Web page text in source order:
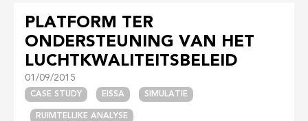
PLATFORM TER
ONDERSTEUNING VAN HET
LUCHTKWALITEITSBELEID
01/09/2015
CASE STUDY EISSA SIMULATIE
RUIMTELIJKE ANALYSE